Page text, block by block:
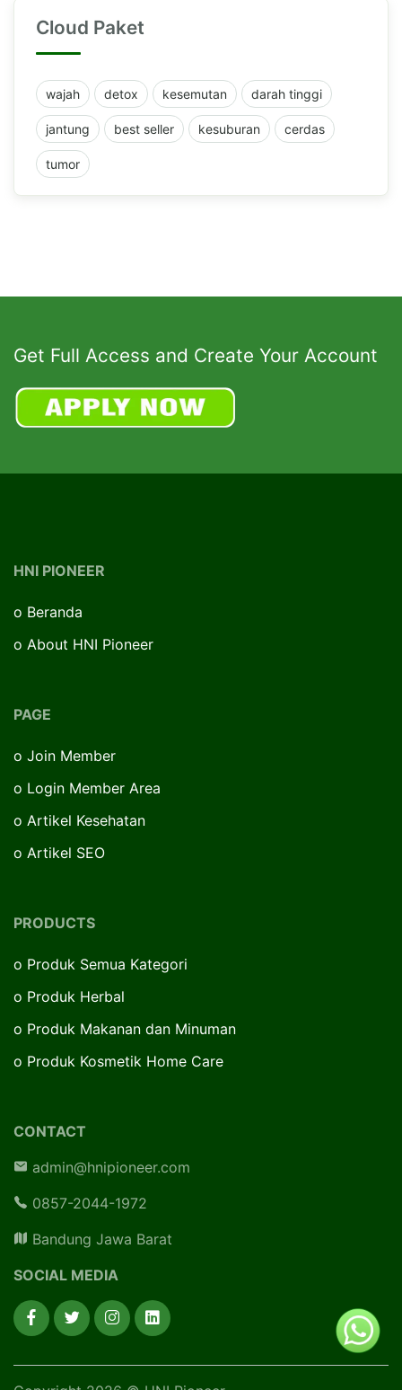
Cloud Paket
wajah detox kesemutan darah tinggi
jantung best seller kesuburan cerdas
tumor
Get Full Access and Create Your Account
HNI PIONEER
o Beranda
o About HNI Pioneer
PAGE
o Join Member
o Login Member Area
o Artikel Kesehatan
o Artikel SEO
PRODUCTS
o Produk Semua Kategori
o Produk Herbal
o Produk Makanan dan Minuman
o Produk Kosmetik Home Care
CONTACT
admin@hnipioneer.com
0857-2044-1972
Bandung Jawa Barat
SOCIAL MEDIA